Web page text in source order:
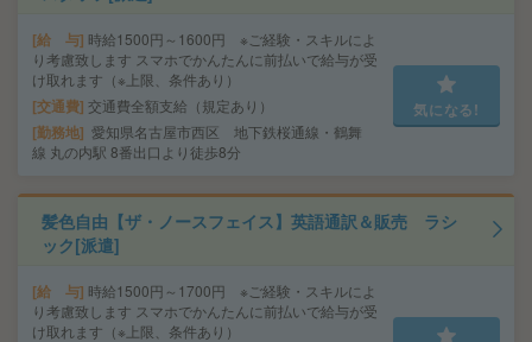
給 与 時給1500円～1600円 ※ご経験・スキルによ
り考慮致します スマホでかんたんに前払いで給与が受
け取れます（※上限、条件あり）
交通費 交通費全額支給（規定あり）
勤務地 愛知県名古屋市西区 地下鉄桜通線・鶴舞
線 丸の内駅 8番出口より徒歩8分
気になる!
髪色自由【ザ・ノースフェイス】英語通訳＆販売 ラシ
ック[派遣]
給 与 時給1500円～1700円 ※ご経験・スキルによ
り考慮致します スマホでかんたんに前払いで給与が受
け取れます（※上限、条件あり）